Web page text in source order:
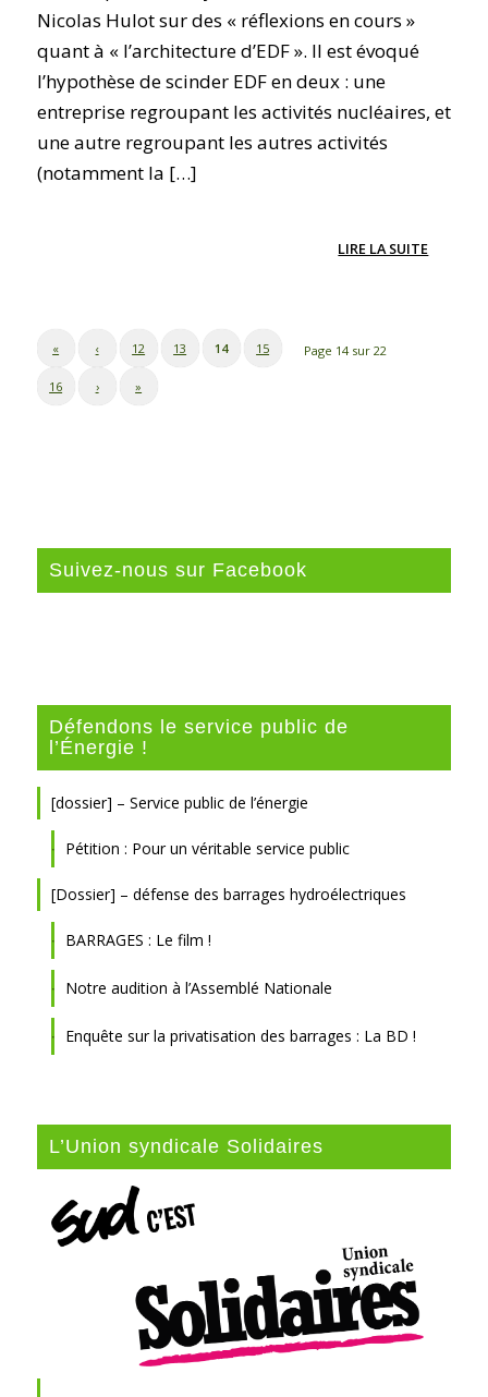
Nicolas Hulot sur des « réflexions en cours »
quant à « l’architecture d’EDF ». Il est évoqué
l’hypothèse de scinder EDF en deux : une
entreprise regroupant les activités nucléaires, et
une autre regroupant les autres activités
(notamment la […]
LIRE LA SUITE
Page 14 sur 22
« ‹ 12 13 14 15
16 › »
Suivez-nous sur Facebook
Défendons le service public de
l’Énergie !
[dossier] – Service public de l’énergie
Pétition : Pour un véritable service public
[Dossier] – défense des barrages hydroélectriques
BARRAGES : Le film !
Notre audition à l’Assemblé Nationale
Enquête sur la privatisation des barrages : La BD !
L’Union syndicale Solidaires